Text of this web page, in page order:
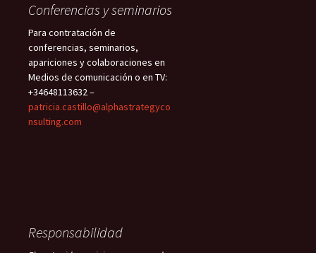
Conferencias y seminarios
Para contratación de
conferencias, seminarios,
apariciones y colaboraciones en
Medios de comunicación o en TV:
+34648113632 –
patricia.castillo@alphastrategyco
nsulting.com
Responsabilidad